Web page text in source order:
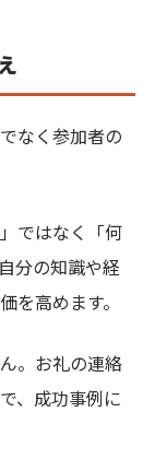
なく参加者の
ではなく「何
分の知識や経
を高めます。
。お礼の連絡
、成功事例に